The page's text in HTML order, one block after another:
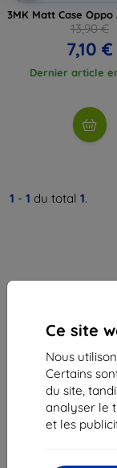
Ce site
Nous
Certains
du site,
analyser le
et les
3MK Matt Case Oppo
13,90 €
7,10 €
Dernier article
1 - 1 du total 1.
Shield-Sk s.r.o.
Ulica Rudolfa
841 04 Bratislava
Numéro